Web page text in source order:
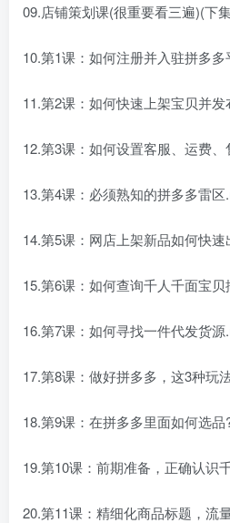
09.店铺策划课(很重要看三遍)(下
10.第1课：如何注册并入驻拼多多
11.第2课：如何快速上架宝贝并发
12.第3课：如何设置客服、运费、
13.第4课：必须熟知的拼多多雷区
14.第5课：网店上架新品如何快速
15.第6课：如何查询千人千面宝贝
16.第7课：如何寻找一件代发货源
17.第8课：做好拼多多，这3种玩
18.第9课：在拼多多里面如何选品
19.第10课：前期准备，正确认识
20.第11课：精细化商品标题，流